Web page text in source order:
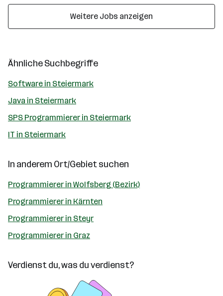
Weitere Jobs anzeigen
Ähnliche Suchbegriffe
Software in Steiermark
Java in Steiermark
SPS Programmierer in Steiermark
IT in Steiermark
In anderem Ort/Gebiet suchen
Programmierer in Wolfsberg (Bezirk)
Programmierer in Kärnten
Programmierer in Steyr
Programmierer in Graz
Verdienst du, was du verdienst?